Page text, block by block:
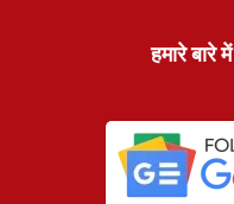
हमारे बारे में